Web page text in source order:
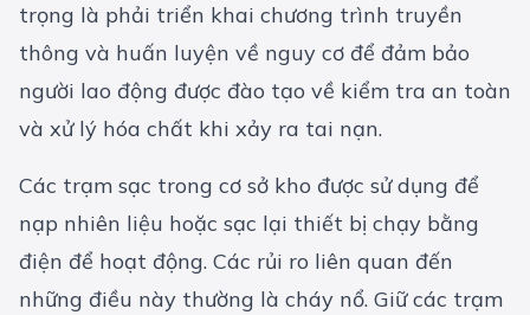
trọng là phải triển khai chương trình truyền
thông và huấn luyện về nguy cơ để đảm bảo
người lao động được đào tạo về kiểm tra an toàn
và xử lý hóa chất khi xảy ra tai nạn.
Các trạm sạc trong cơ sở kho được sử dụng để
nạp nhiên liệu hoặc sạc lại thiết bị chạy bằng
điện để hoạt động. Các rủi ro liên quan đến
những điều này thường là cháy nổ. Giữ các trạm